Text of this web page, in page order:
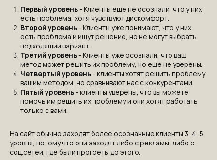
Первый уровень- Клиенты еще не осознали, что у них
есть проблема, хотя чувствуют дискомфорт.
Второй уровень- Клиенты уже понимают, что у них
есть проблема и ищут решение, но не могут выбрать
подходящий вариант.
Третий уровень- Клиенты уже осознали, что ваш
метод может решить их проблему, но еще не уверены.
Четвертый уровень- клиенты хотят решить проблему
вашим методом, но сравнивают нас с конкурентами.
Пятый уровень- клиенты уверены, что вы можете
помочь им решить их проблему и они хотят работать
только с вами.
На сайт обычно заходят более осознанные клиенты 3, 4, 5
уровня, потому что они заходят либо с рекламы, либо с
соц.сетей, где были прогреты до этого.